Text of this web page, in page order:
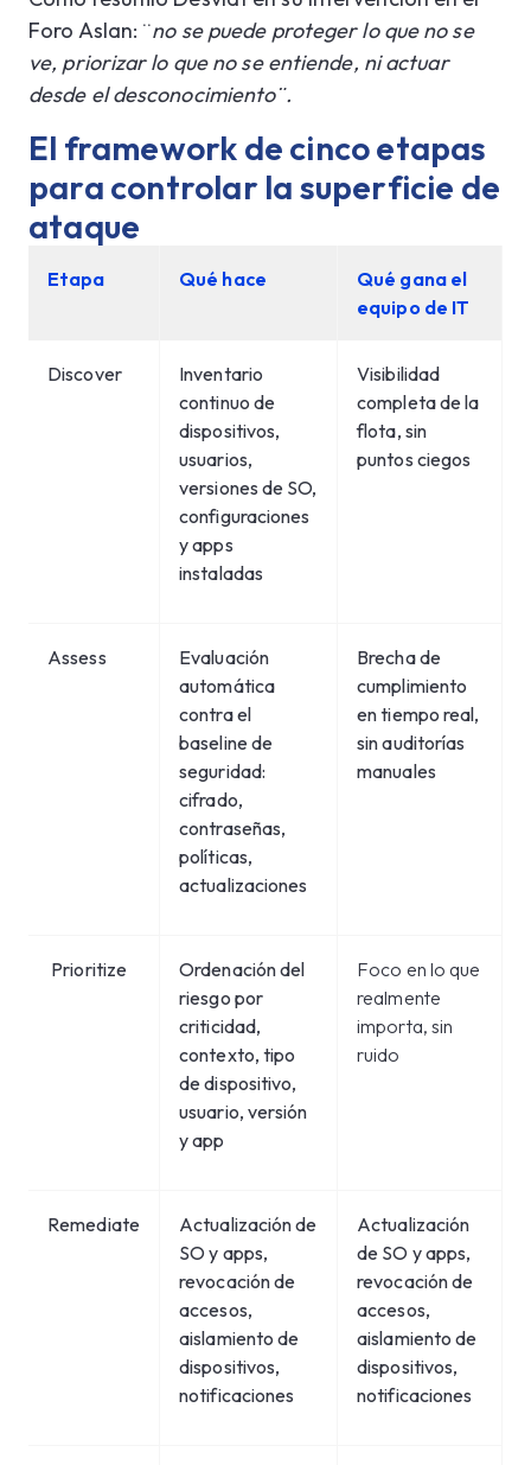
Foro Aslan: ¨no se puede proteger lo que no se
ve, priorizar lo que no se entiende, ni actuar
desde el desconocimiento¨.
El framework de cinco etapas
para controlar la superficie de
ataque
Etapa Qué hace
Qué gana el
equipo de IT
Discover
Inventario
continuo de
dispositivos,
usuarios,
versiones de SO,
configuraciones
y apps
instaladas
Visibilidad
completa de la
flota, sin
puntos ciegos
Assess
Evaluación
automática
contra el
baseline de
seguridad:
cifrado,
contraseñas,
políticas,
actualizaciones
Brecha de
cumplimiento
en tiempo real,
sin auditorías
manuales
Prioritize
Ordenación del
riesgo por
criticidad,
contexto, tipo
de dispositivo,
usuario, versión
y app
Foco en lo que
realmente
importa, sin
ruido
Remediate
Actualización de
SO y apps,
revocación de
accesos,
aislamiento de
dispositivos,
notificaciones
Actualización
de SO y apps,
revocación de
accesos,
aislamiento de
dispositivos,
notificaciones